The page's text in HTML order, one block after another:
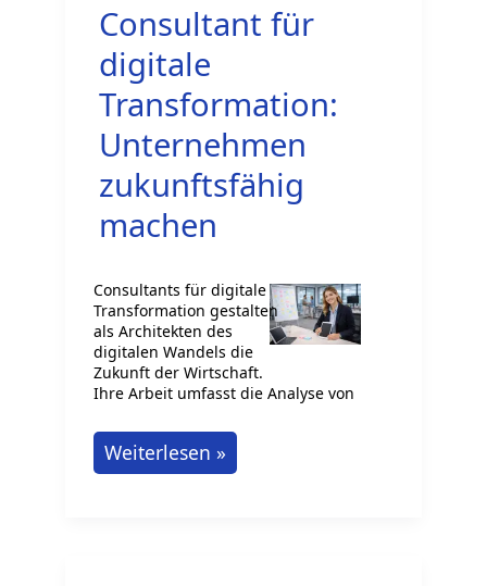
Finance:
Krypto
Karriere-
Brücke
nutzen
Consultant für
digitale
Transformation:
Unternehmen
zukunftsfähig
machen
Consultants für digitale
Transformation gestalten
als Architekten des
digitalen Wandels die
Zukunft der Wirtschaft.
Ihre Arbeit umfasst die Analyse von
Consultant
für
Weiterlesen »